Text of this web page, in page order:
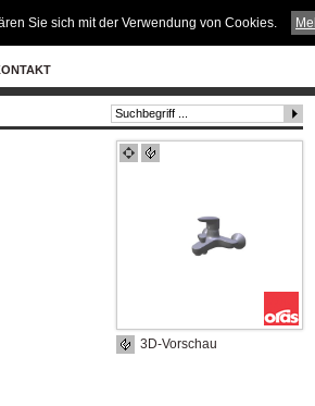
ČESKY
3D-Vorschau
Sie sich mit der Verwendung von Cookies.